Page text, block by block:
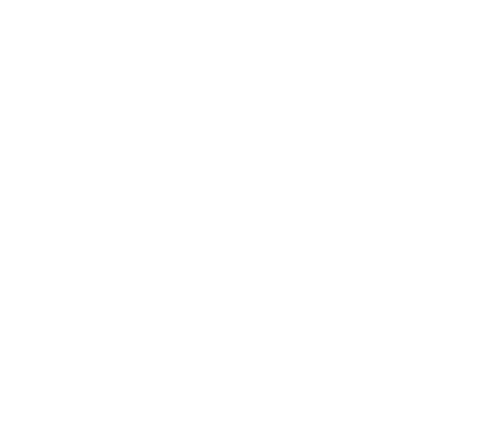
▪ Passerelle de communication avec les objets
▪ Gestion d’objets connectés à un saut ou en
▪ Problématiques de sécurité, les risques de
▪ La Commission nationale de l’informatique et